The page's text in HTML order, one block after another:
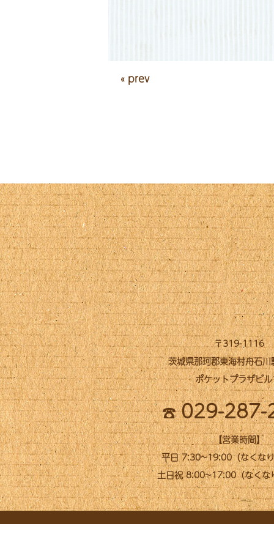
« prev
〒319-1116
茨城県那珂郡東海村舟石
ポケットプラザビ
029-287-
【営業時間】
平日 7:30~19:00（なくな
土日祝 8:00~17:00（なくな